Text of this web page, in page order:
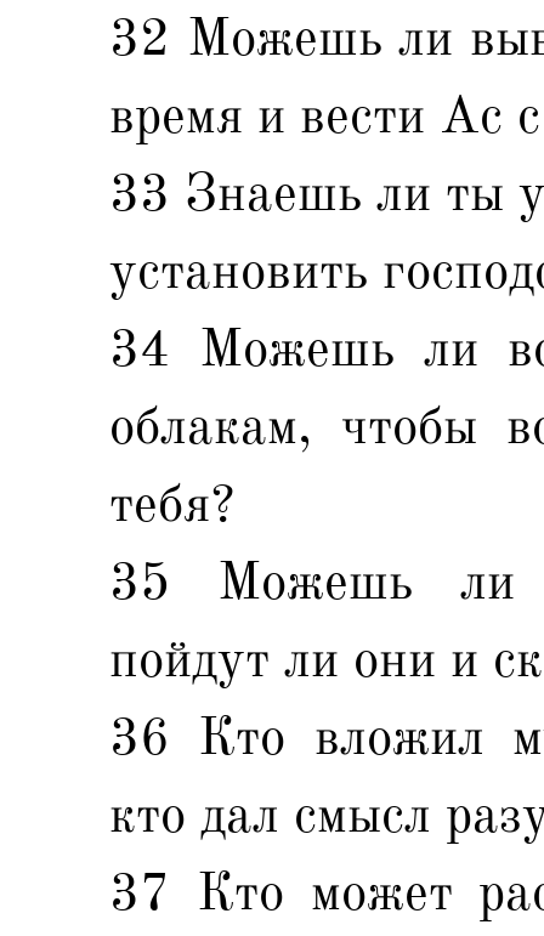
32 Можешь ли
время и вести Ас
33 Знаешь ли ты
установить
34 Можешь ли
облакам, чтобы
тебя?
35 Можешь ли
пойдут ли они и
36 Кто вложил
кто дал смысл
37 Кто может